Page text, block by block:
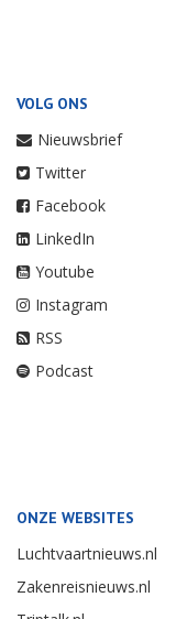
VOLG ONS
Nieuwsbrief
Twitter
Facebook
LinkedIn
Youtube
Instagram
RSS
Podcast
ONZE WEBSITES
Luchtvaartnieuws.nl
Zakenreisnieuws.nl